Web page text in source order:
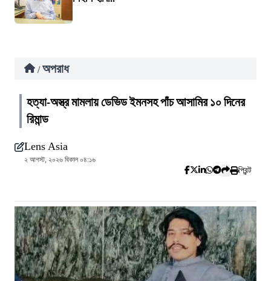
/ অপরাধ
হত্যা-অস্ত্র মামলায় ডেভিড ইমনসহ পাঁচ আসামির ১০ দিনের
রিমান্ড
Lens Asia
২ আগস্ট, ২০২৬ বিকাল ০৪:১৬
প্রিন্ট